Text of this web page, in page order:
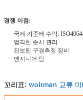
경쟁 이점:
국제 기준에 수락:
엄격한 순서 관리
진보된 구경측정 장비
엔지니어 팀
꼬리표: woltman 교류 미